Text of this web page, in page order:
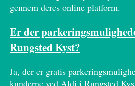
gennem deres online platform.
Er der
Rungsted Kyst?
Ja, der er gratis
kunderne ved Aldi i Rungsted